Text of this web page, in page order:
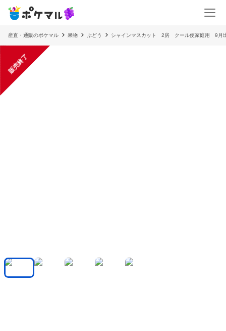
産直・通販のポケマル 果物 ぶどう シャインマスカット 2房 クール便家庭用 9月
販売終了